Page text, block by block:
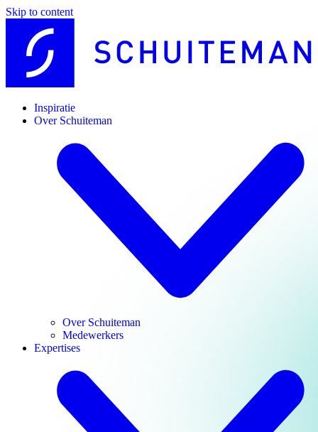
Skip to content
Inspiratie
Over Schuiteman
Over Schuiteman
Medewerkers
Expertises